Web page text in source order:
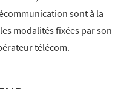
sont à la
modalités fixées par son
télécom.